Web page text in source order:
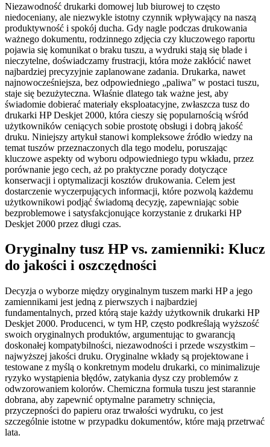
Niezawodność drukarki domowej lub biurowej to często
niedoceniany, ale niezwykle istotny czynnik wpływający na naszą
produktywność i spokój ducha. Gdy nagle podczas drukowania
ważnego dokumentu, rodzinnego zdjęcia czy kluczowego raportu
pojawia się komunikat o braku tuszu, a wydruki stają się blade i
nieczytelne, doświadczamy frustracji, która może zakłócić nawet
najbardziej precyzyjnie zaplanowane zadania. Drukarka, nawet
najnowocześniejsza, bez odpowiedniego „paliwa” w postaci tuszu,
staje się bezużyteczna. Właśnie dlatego tak ważne jest, aby
świadomie dobierać materiały eksploatacyjne, zwłaszcza tusz do
drukarki HP Deskjet 2000, która cieszy się popularnością wśród
użytkowników ceniących sobie prostotę obsługi i dobrą jakość
druku. Niniejszy artykuł stanowi kompleksowe źródło wiedzy na
temat tuszów przeznaczonych dla tego modelu, poruszając
kluczowe aspekty od wyboru odpowiedniego typu wkładu, przez
porównanie jego cech, aż po praktyczne porady dotyczące
konserwacji i optymalizacji kosztów drukowania. Celem jest
dostarczenie wyczerpujących informacji, które pozwolą każdemu
użytkownikowi podjąć świadomą decyzję, zapewniając sobie
bezproblemowe i satysfakcjonujące korzystanie z drukarki HP
Deskjet 2000 przez długi czas.
Oryginalny tusz HP vs. zamienniki: Klucz
do jakości i oszczędności
Decyzja o wyborze między oryginalnym tuszem marki HP a jego
zamiennikami jest jedną z pierwszych i najbardziej
fundamentalnych, przed którą staje każdy użytkownik drukarki HP
Deskjet 2000. Producenci, w tym HP, często podkreślają wyższość
swoich oryginalnych produktów, argumentując to gwarancją
doskonałej kompatybilności, niezawodności i przede wszystkim –
najwyższej jakości druku. Oryginalne wkłady są projektowane i
testowane z myślą o konkretnym modelu drukarki, co minimalizuje
ryzyko wystąpienia błędów, zatykania dysz czy problemów z
odwzorowaniem kolorów. Chemiczna formuła tuszu jest starannie
dobrana, aby zapewnić optymalne parametry schnięcia,
przyczepności do papieru oraz trwałości wydruku, co jest
szczególnie istotne w przypadku dokumentów, które mają przetrwać
lata.